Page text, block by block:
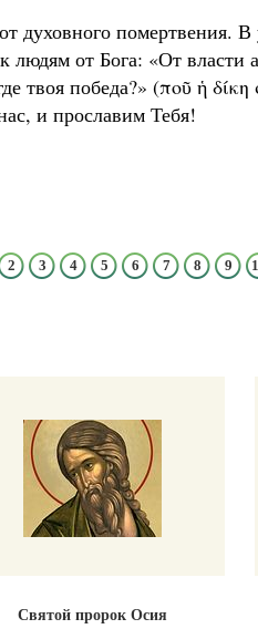
духовного помертвения.
людям от Бога: «От
твоя победа?» (ποῦ ἡ
и прославим Тебя!
2 3 4 5 6 7 8 9
Святой пророк Осия